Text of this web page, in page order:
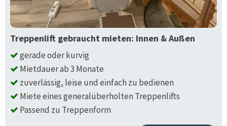
Treppenlift gebraucht mieten: Innen & Außen
gerade oder kurvig
Mietdauer ab 3 Monate
zuverlässig, leise und einfach zu bedienen
Miete eines generalüberholten Treppenlifts
Passend zu Treppenform